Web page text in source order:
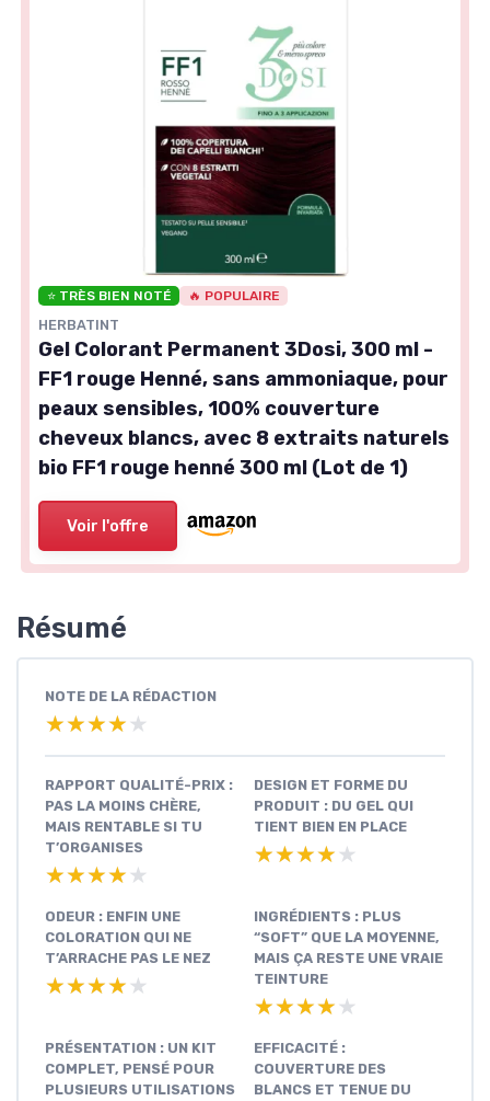
⭐ TRÈS BIEN NOTÉ 🔥 POPULAIRE
HERBATINT
Gel Colorant Permanent 3Dosi, 300 ml -
FF1 rouge Henné, sans ammoniaque, pour
peaux sensibles, 100% couverture
cheveux blancs, avec 8 extraits naturels
bio FF1 rouge henné 300 ml (Lot de 1)
Voir l'offre
Résumé
NOTE DE LA RÉDACTION
★★★★★
★★★★★
RAPPORT QUALITÉ-PRIX :
PAS LA MOINS CHÈRE,
MAIS RENTABLE SI TU
T’ORGANISES
★★★★★
★★★★★
DESIGN ET FORME DU
PRODUIT : DU GEL QUI
TIENT BIEN EN PLACE
★★★★★
★★★★★
ODEUR : ENFIN UNE
COLORATION QUI NE
T’ARRACHE PAS LE NEZ
★★★★★
★★★★★
INGRÉDIENTS : PLUS
“SOFT” QUE LA MOYENNE,
MAIS ÇA RESTE UNE VRAIE
TEINTURE
★★★★★
★★★★★
PRÉSENTATION : UN KIT
COMPLET, PENSÉ POUR
PLUSIEURS UTILISATIONS
EFFICACITÉ :
COUVERTURE DES
BLANCS ET TENUE DU